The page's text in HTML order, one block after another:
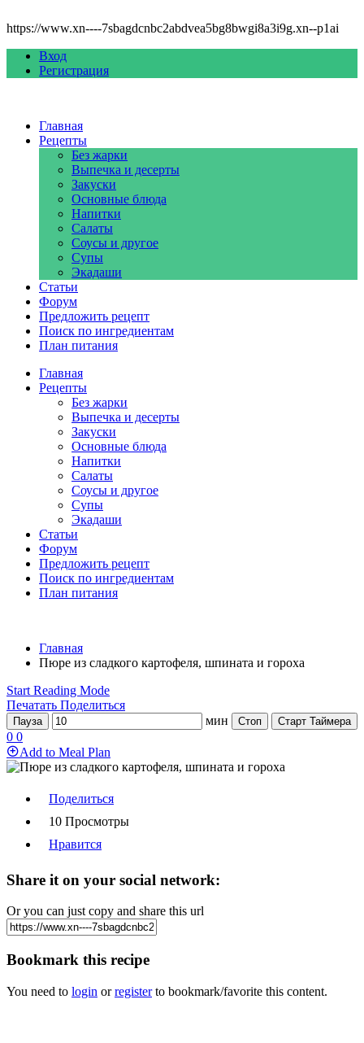
https://www.xn----7sbagdcnbc2abdvea5bg8bwgi8a3i9g.xn--p1ai
Вход
Регистрация
Главная
Рецепты
Без жарки
Выпечка и десерты
Закуски
Основные блюда
Напитки
Салаты
Соусы и другое
Супы
Экадаши
Статьи
Форум
Предложить рецепт
Поиск по ингредиентам
План питания
Главная
Рецепты
Без жарки
Выпечка и десерты
Закуски
Основные блюда
Напитки
Салаты
Соусы и другое
Супы
Экадаши
Статьи
Форум
Предложить рецепт
Поиск по ингредиентам
План питания
Главная
Пюре из сладкого картофеля, шпината и гороха
Start Reading Mode
Печатать Поделиться
Пауза мин Стоп Старт Таймера
0 0
Add to Meal Plan
Поделиться
10 Просмотры
Нравится
Share it on your social network:
Or you can just copy and share this url
Bookmark this recipe
You need to login orregisterto bookmark/favorite this content.